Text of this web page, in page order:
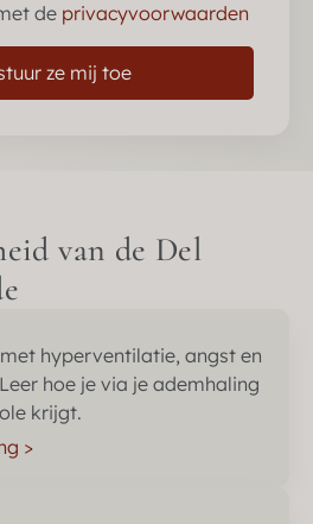
de privacyvoorwaarden
ze mij toe
van de Del
hyperventilatie, angst en
hoe je via je ademhaling
krijgt.
>